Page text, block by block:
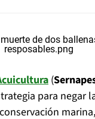
(
para negar